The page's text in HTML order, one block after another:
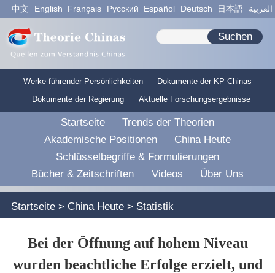
中文 English Français Pусский Español Deutsch 日本語 العربية
Suchen
Werke führender Persönlichkeiten
Dokumente der KP Chinas
Dokumente der Regierung
Aktuelle Forschungsergebnisse
Startseite
Trends der Theorien
Akademische Positionen
China Heute
Schlüsselbegriffe & Formulierungen
Bücher & Zeitschriften
Videos Über Uns
Startseite> China Heute> Statistik
Bei der Öffnung auf hohem Niveau
wurden beachtliche Erfolge erzielt, und